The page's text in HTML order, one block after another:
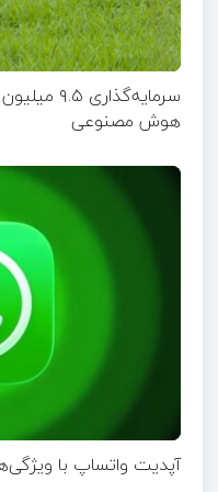
هوش مصنوعی
آپدیت‌ واتساپ با